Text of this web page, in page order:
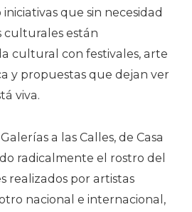
que sin necesidad
culturales están
cultural con festivales, arte
y propuestas que dejan ver
viva.
a las Calles, de Casa
radicalmente el rostro del
realizados por artistas
nacional e internacional,